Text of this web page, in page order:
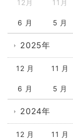
12月 11月
6 月 5 月
2025年
12 月 11 月
6 月 5 月
2024年
12 月 11 月